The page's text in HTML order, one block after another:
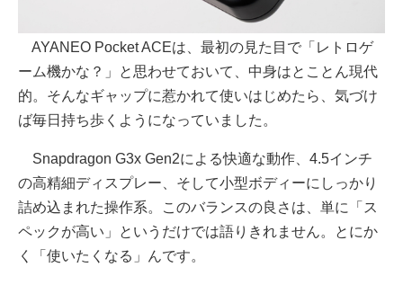
AYANEO Pocket ACEは、最初の見た目で「レトロゲ
ーム機かな？」と思わせておいて、中身はとことん現代
的。そんなギャップに惹かれて使いはじめたら、気づけ
ば毎日持ち歩くようになっていました。
Snapdragon G3x Gen2による快適な動作、4.5インチ
の高精細ディスプレー、そして小型ボディーにしっかり
詰め込まれた操作系。このバランスの良さは、単に「ス
ペックが高い」というだけでは語りきれません。とにか
く「使いたくなる」んです。